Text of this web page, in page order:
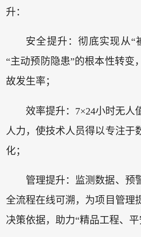
升：
安全提升：彻底实现从“
“主动预防隐患”的根本性转变
故发生率；
效率提升：7×24小时无人
人力，使技术人员得以专注于
化；
管理提升：监测数据、预
全流程在线可溯，为项目管理
决策依据，助力“精品工程、平